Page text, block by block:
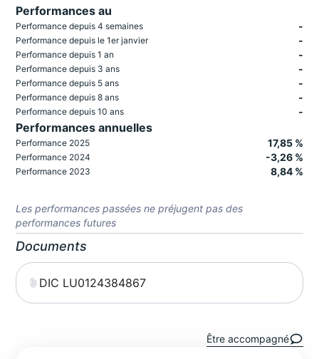
Performances au
Performance depuis 4 semaines -
Performance depuis le 1er janvier -
Performance depuis 1 an -
Performance depuis 3 ans -
Performance depuis 5 ans -
Performance depuis 8 ans -
Performance depuis 10 ans -
Performances annuelles
Performance 2025 17,85 %
Performance 2024 -3,26 %
Performance 2023 8,84 %
Les performances passées ne préjugent pas des
performances futures
Documents
DIC LU0124384867
Être accompagné